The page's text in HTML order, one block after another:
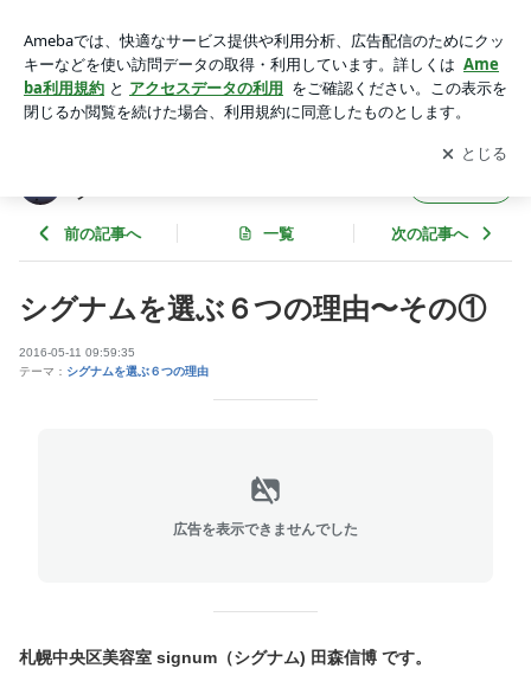
(シグナム）のブログ
アプリをダウンロードして ブログの更新通知
を受け取りまし
ょう。
開く
グ
前の記事へ 一覧 次の記事へ
シグナムを選ぶ６つの理由〜その①
2016-05-11 09:59:35
テーマ： シグナムを選ぶ６つの理由
広告を表示できませんでした
札幌中央区美容室 signum（シグナム) 田森信博 です。